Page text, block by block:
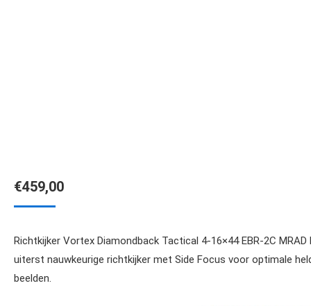
€459,00
Richtkijker Vortex Diamondback Tactical 4-16×44 EBR-2C MRAD
uiterst nauwkeurige richtkijker met Side Focus voor optimale
beelden.